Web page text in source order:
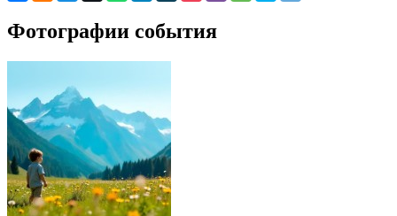
Фотографии события